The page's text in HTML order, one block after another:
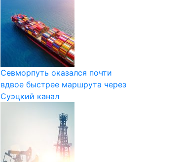
Севморпуть оказался почти
вдвое быстрее маршрута через
Суэцкий канал